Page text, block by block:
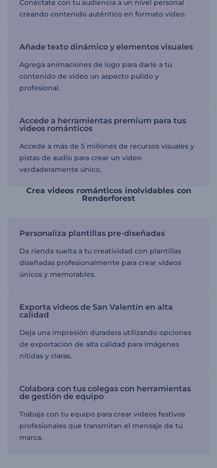
Conéctate con tu audiencia a un nivel personal
creando contenido auténtico en formato video.
Añade texto dinámico y elementos visuales
Agrega animaciones de logo para darle a tu
contenido de video un aspecto pulido y
profesional.
Accede a herramientas premium para tus
videos románticos
Accede a más de 5 millones de recursos visuales y
pistas de audio para crear un video
verdaderamente único.
Crea videos románticos inolvidables con
Renderforest
Personaliza plantillas pre-diseñadas
Da rienda suelta a tu creatividad con plantillas
diseñadas profesionalmente para crear videos
únicos y memorables.
Exporta videos de San Valentín en alta
calidad
Deja una impresión duradera utilizando opciones
de exportación de alta calidad para imágenes
nítidas y claras.
Colabora con tus colegas con herramientas
de gestión de equipo
Trabaja con tu equipo para crear videos festivos
profesionales que transmitan el mensaje de tu
marca.